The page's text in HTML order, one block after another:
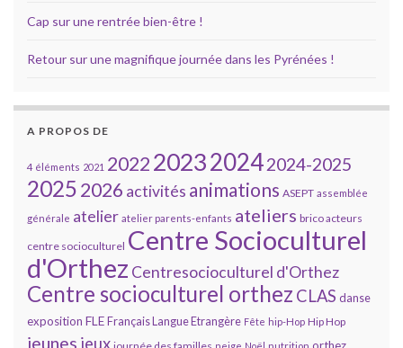
Cap sur une rentrée bien-être !
Retour sur une magnifique journée dans les Pyrénées !
A PROPOS DE
4 éléments 2021 2022202320242024-2025
20252026 activités animations ASEPT assemblée
générale atelier atelier parents-enfants ateliers brico acteurs
centre socioculturel Centre Socioculturel
d'Orthez Centresocioculturel d'Orthez
Centre socioculturel orthez CLAS danse
exposition FLE Français Langue Etrangère Fête hip-Hop Hip Hop
jeunes jeux